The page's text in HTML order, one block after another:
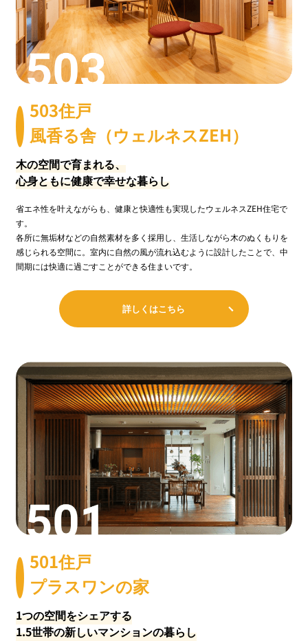
503住戸
風香る舎（ウェルネスZEH）
木の空間で育まれる、
心身ともに健康で幸せな暮らし
省エネ性を叶えながらも、健康と快適性も実現したウェルネスZEH住宅で
す。
各所に無垢材などの自然素材を多く採用し、生活しながら木のぬくもりを
感じられる空間に。室内に自然の風が流れ込むように設計したことで、中
間期には快適に過ごすことができる住まいです。
詳しくはこちら
501住戸
プラスワンの家
1つの空間をシェアする
1.5世帯の新しいマンションの暮らし